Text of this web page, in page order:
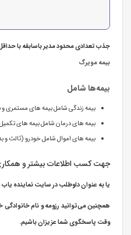
جذب تعدادی محدود مدیر باسابقه با
بیمه مویرگ
بیمه‌ها شامل
بیمه زندگی شامل بیمه های مستمری و
بیمه های درمان شامل بیمه های
بیمه های اموال شامل خودرو (ثالث و
جهت کسب اطلاعات بیشتر و
یا به عنوان داوطلب در سایت نماینده یاب
همچنین می‌توانید رزومه و نام خانوادگی
وقت پاسخگوی شما عزیزان باشیم.